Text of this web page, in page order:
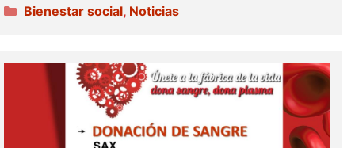
Categorías
Bienestar social, Noticias